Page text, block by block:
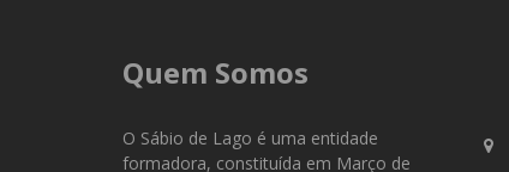
Quem Somos
O Sábio de Lago é uma entidade
formadora, constituída em Março de